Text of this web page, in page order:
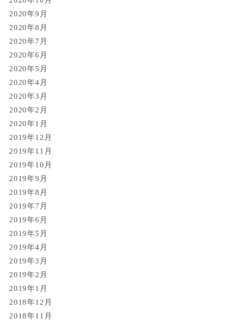
2020年9月
2020年8月
2020年7月
2020年6月
2020年5月
2020年4月
2020年3月
2020年2月
2020年1月
2019年12月
2019年11月
2019年10月
2019年9月
2019年8月
2019年7月
2019年6月
2019年5月
2019年4月
2019年3月
2019年2月
2019年1月
2018年12月
2018年11月